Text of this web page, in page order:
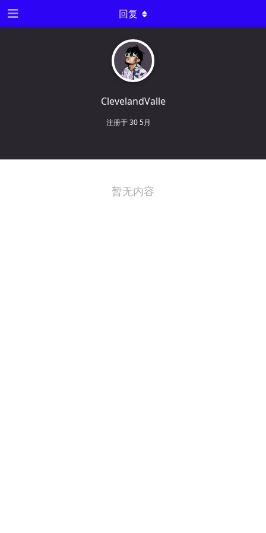
ClevelandValle
注册于30 5月
回复
暂无内容